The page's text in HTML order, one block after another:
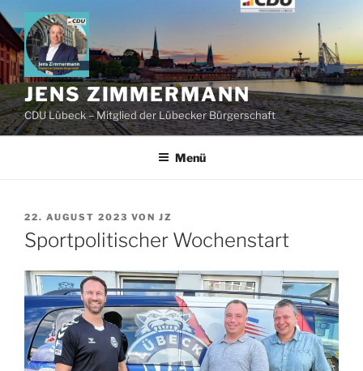
Zum
Inhalt
springen
JENS ZIMMERMANN
CDU Lübeck – Mitglied der Lübecker Bürgerschaft
Menü
VERÖFFENTLICHT
AM
22. AUGUST 2023 VON JZ
Sportpolitischer Wochenstart